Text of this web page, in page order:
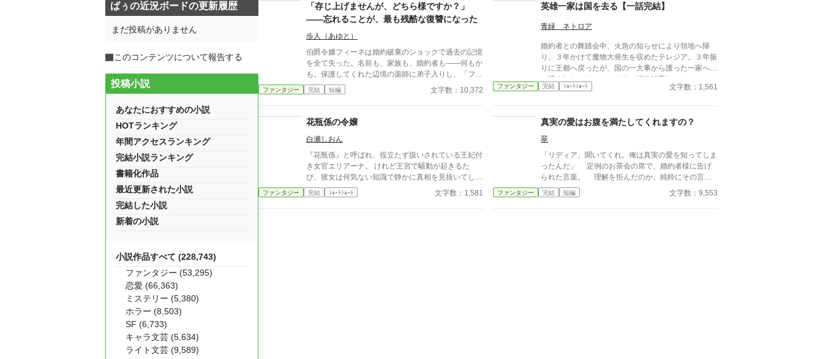
「存じ上げませんが、どちら様ですか？」
——忘れることが、最も残酷な復讐になった
歩人（あゆと）
伯爵令嬢フィーネは婚約破棄のショックで過去の記憶
を全て失った。名前も、家族も、婚約者も——何もか
も。保護してくれた辺境の薬師に弟子入りし、「フィ
ー」と名乗る少女として穏やかに暮らし始めた。朝は
薬草を摘み、昼は薬を調合し、夕方は師匠の息子——
「私、前の自分より今の自分が好きです」。五年後。
ネ、迎えに来た」と。彼女は首を傾げた。「存じ上げ
ませんが、どちら様ですか？」——嘘ではなく、本当
に覚えていない。忘れることが、最も残酷な復讐にな
った。
ファンタジー 完結 短編 文字数：10,372
英雄一家は国を去る【一話完結】
青緑 ネトロア
婚約者との舞踏会中、火急の知らせにより領地へ帰
り、３年かけて魔物大発生を収めたテレジア。３年振
りに王都へ戻ったが、国の一大事から護った一家へ言
い渡されたのは、テレジアの婚約破棄だった。 - - - - -
- - - - - - - - ただいま後日談の加筆を計画中です。 202
ファンタジー 完結 ｼｮｰﾄｼｮｰﾄ 文字数：1,561
花瓶係の令嬢
白瀬しおん
『花瓶係』と呼ばれ、役立たず扱いされている王妃付
き女官エリアーナ。 けれど王宮で騒動が起きるた
び、彼女は何気ない知識で静かに真相を見抜いてしま
う。 草花、工芸、古い印――誰も気にしないこと
を、ただ覚えていただけ。 「花瓶でいいです。目立
ファンタジー 完結 ｼｮｰﾄｼｮｰﾄ 文字数：1,581
真実の愛はお腹を満たしてくれますの？
翠
「リディア、聞いてくれ。俺は真実の愛を知ってしま
ったんだ」 定例のお茶会の席で、婚約者様に告げ
られた言葉。 理解を拒んだのか、純粋にその言葉
の意味がわからなかったのか……彼に応えられる回答
を、私は持ち合わせていなかった。 「真実の愛は、
ファンタジー 完結 短編 文字数：9,553
ばぅの近況ボードの更新履歴
まだ投稿がありません
このコンテンツについて報告する
投稿小説
あなたにおすすめの小説
HOTランキング
年間アクセスランキング
完結小説ランキング
書籍化作品
最近更新された小説
完結した小説
新着の小説
小説作品すべて (228,743)
ファンタジー (53,295)
恋愛 (66,363)
ミステリー (5,380)
ホラー (8,503)
SF (6,733)
キャラ文芸 (5,634)
ライト文芸 (9,589)